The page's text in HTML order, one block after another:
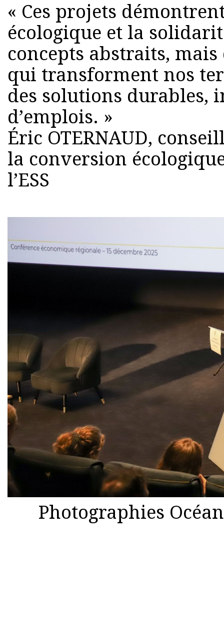
« Ces projets
écologique et la
concepts abstraits,
qui transforment nos
des solutions durables,
d’emplois. »
Éric OTERNAUD,
la conversion
l’ESS
Photographies